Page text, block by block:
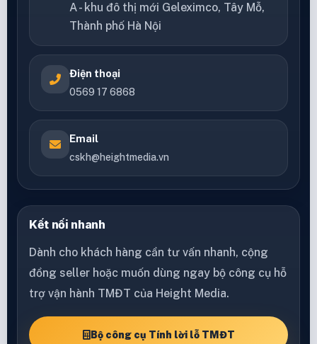
A - khu đô thị mới Geleximco, Tây Mỗ,
Thành phố Hà Nội
Điện thoại
0569 17 6868
Email
cskh@heightmedia.vn
Kết nối nhanh
Dành cho khách hàng cần tư vấn nhanh, cộng
đồng seller hoặc muốn dùng ngay bộ công cụ hỗ
trợ vận hành TMĐT của Height Media.
Bộ công cụ Tính lời lỗ TMĐT